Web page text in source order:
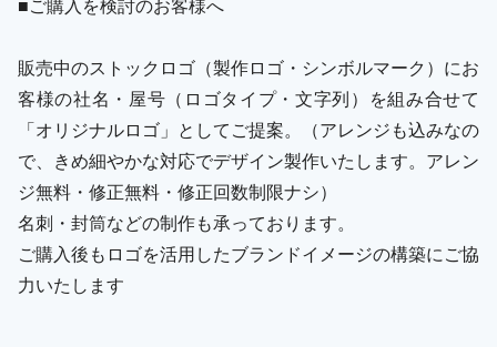
販売中のストックロゴ（製作ロゴ・シンボルマーク）にお
客様の社名・屋号（ロゴタイプ・文字列）を組み合せて
「オリジナルロゴ」としてご提案。（アレンジも込みなの
で、きめ細やかな対応でデザイン製作いたします。アレン
ジ無料・修正無料・修正回数制限ナシ）
名刺・封筒などの制作も承っております。
ご購入後もロゴを活用したブランドイメージの構築にご協
力いたします